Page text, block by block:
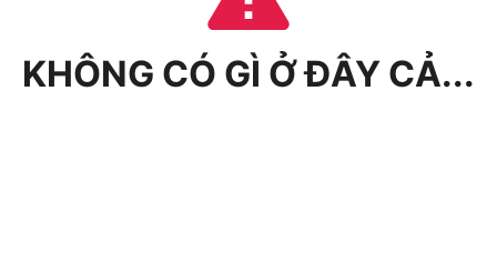
KHÔNG CÓ GÌ Ở ĐÂY CẢ...